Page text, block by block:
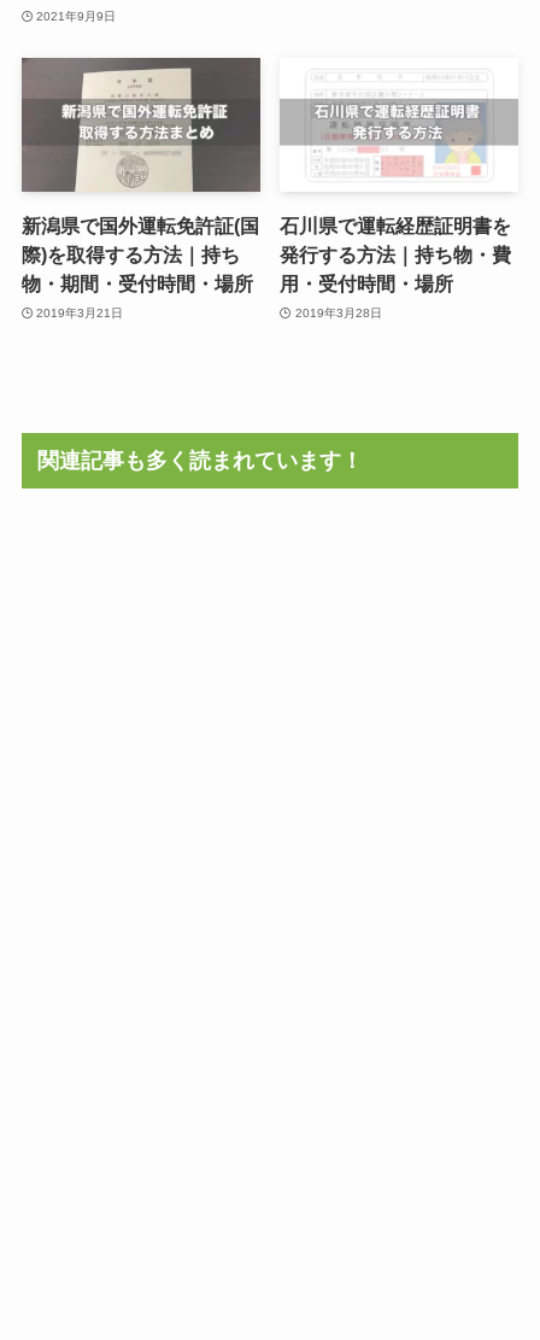
2021年9月9日
新潟県で国外運転免許証(国
際)を取得する方法｜持ち
物・期間・受付時間・場所
2019年3月21日
石川県で運転経歴証明書を
発行する方法｜持ち物・費
用・受付時間・場所
2019年3月28日
関連記事も多く読まれています！